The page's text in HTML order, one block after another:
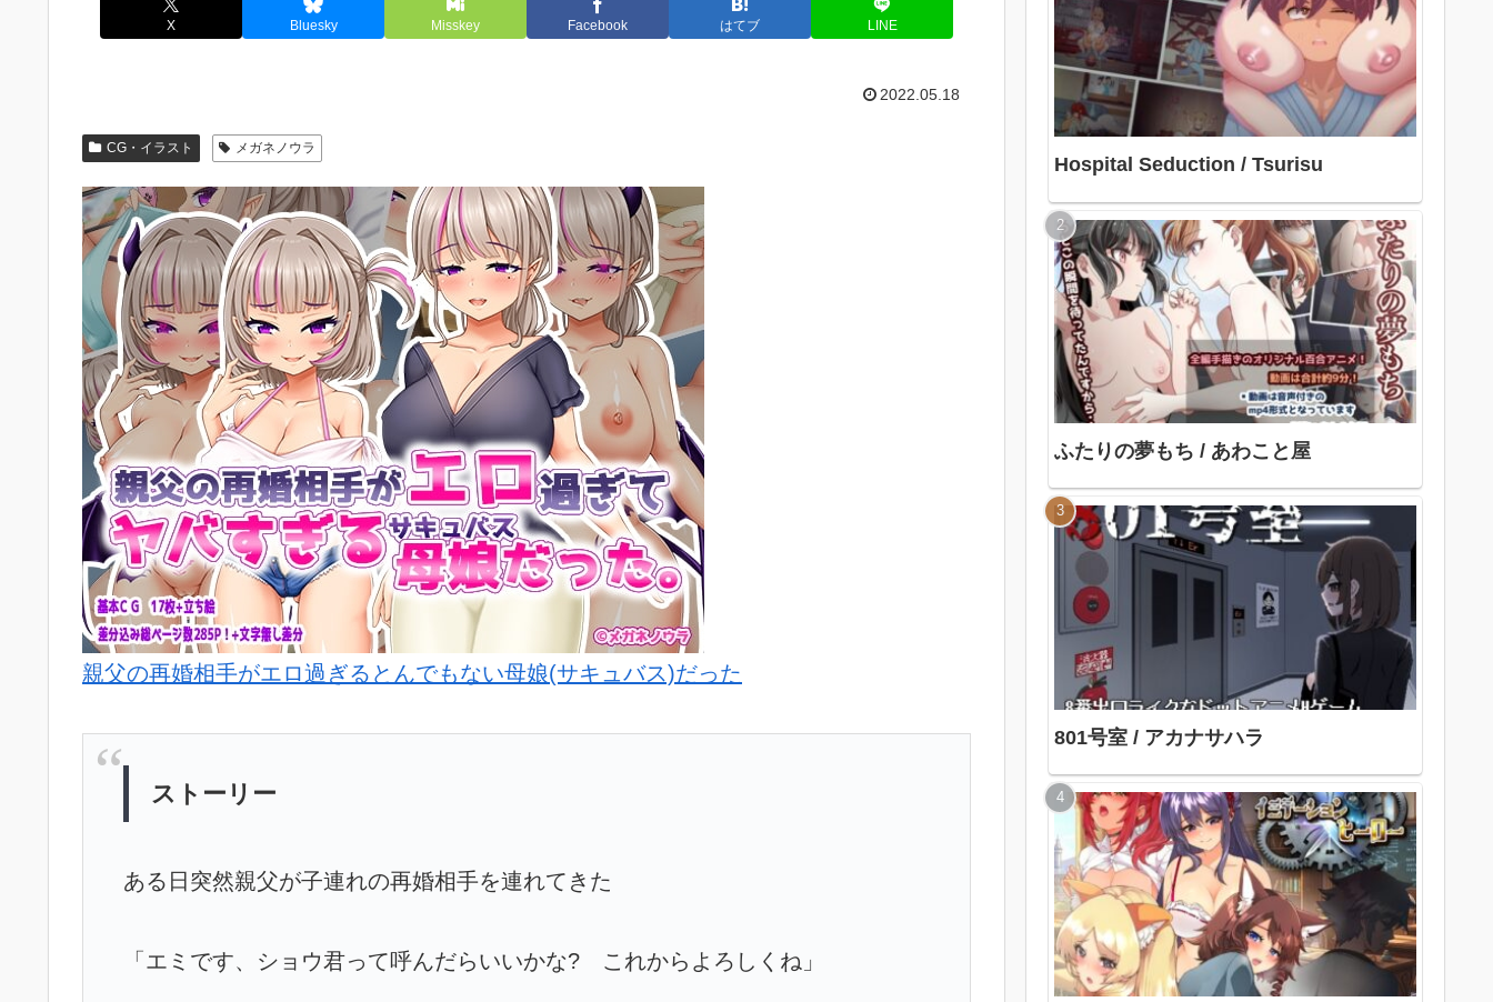
X Bluesky Misskey Facebook はてブ LINE
2022.05.18
CG・イラスト メガネノウラ
親父の再婚相手がエロ過ぎるとんでもない母娘(サキュバス)だった
ストーリー
ある日突然親父が子連れの再婚相手を連れてきた
「エミです、ショウ君って呼んだらいいかな? これからよろしくね」
Hospital Seduction / Tsurisu
ふたりの夢もち / あわこと屋
801号室 / アカナサハラ